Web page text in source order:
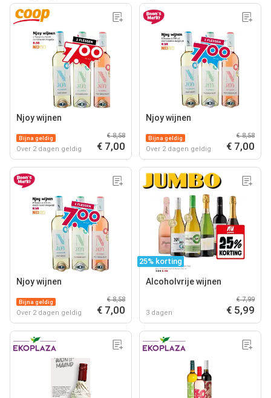
Njoy wijnen
Bijna geldig
Over 2 dagen geldig
€ 8,58
€ 7,00
Njoy wijnen
Bijna geldig
Over 2 dagen geldig
€ 8,58
€ 7,00
Njoy wijnen
Bijna geldig
Over 2 dagen geldig
€ 8,58
€ 7,00
25% korting
Alcoholvrije wijnen
3 dagen
€ 7,99
€ 5,99